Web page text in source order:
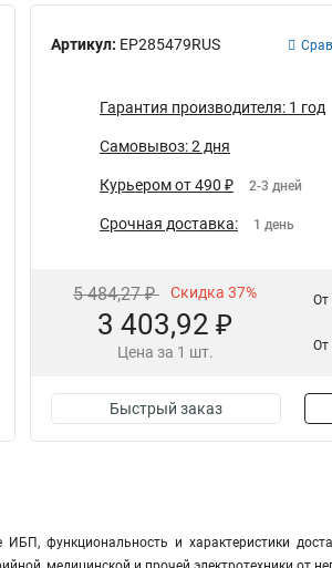
Артикул: EP285479RUS
Гарантия производителя: 1 год
Самовывоз: 2 дня
Курьером от 490 ₽ 2-3 дней
Срочная доставка: 1 день
5 484,27 ₽ Скидка 37%
3 403,92 ₽
Цена за 1 шт.
От
От
Быстрый заказ
функциональность и характеристики